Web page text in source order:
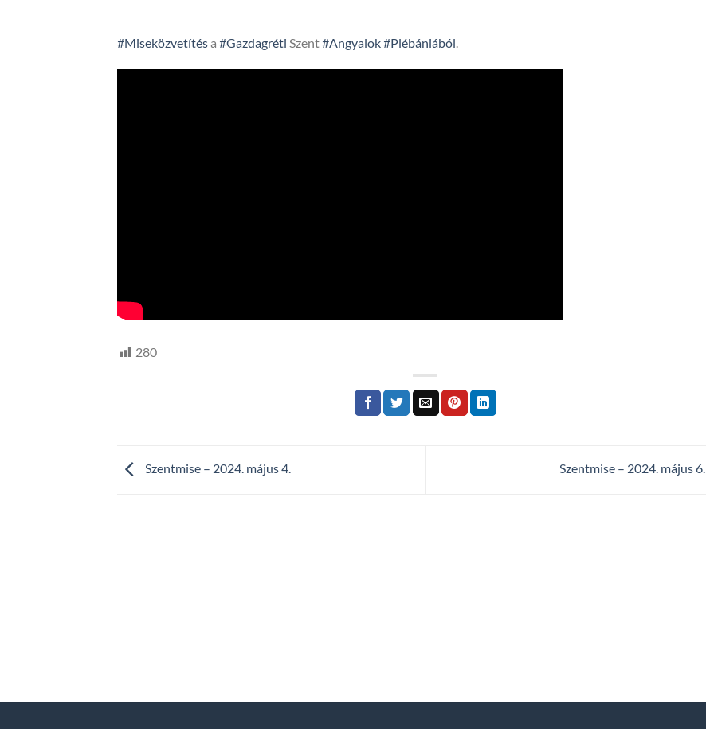
#Miseközvetítésa #Gazdagréti Szent#Angyalok#Plébániából.
280
Szentmise – 2024. május 4. Szentmise – 2024. május 6.